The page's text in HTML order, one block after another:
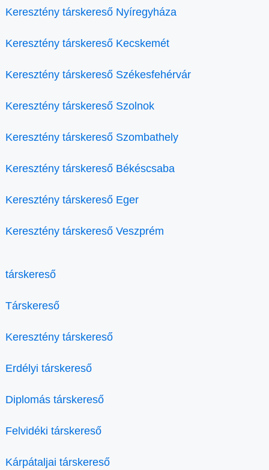
Keresztény társkereső Nyíregyháza
Keresztény társkereső Kecskemét
Keresztény társkereső Székesfehérvár
Keresztény társkereső Szolnok
Keresztény társkereső Szombathely
Keresztény társkereső Békéscsaba
Keresztény társkereső Eger
Keresztény társkereső Veszprém
társkereső
Társkereső
Keresztény társkereső
Erdélyi társkereső
Diplomás társkereső
Felvidéki társkereső
Kárpátaljai társkereső